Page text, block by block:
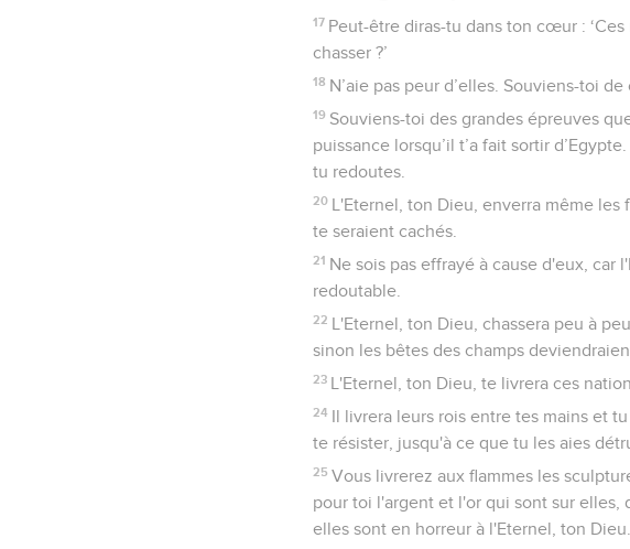
17 Peut-être diras-tu dans ton cœur :
chasser ?’
18 N’aie pas peur d’elles. Souviens-toi
19 Souviens-toi des grandes épreuves
puissance lorsqu’il t’a fait sortir
tu redoutes.
20 L'Eternel, ton Dieu, enverra même
te seraient cachés.
21 Ne sois pas effrayé à cause d'eux,
redoutable.
22 L'Eternel, ton Dieu, chassera peu à
sinon les bêtes des champs
23 L'Eternel, ton Dieu, te livrera ces
24 Il livrera leurs rois entre tes mains et
te résister, jusqu'à ce que tu les aies
25 Vous livrerez aux flammes les
pour toi l'argent et l'or qui sont sur elles,
elles sont en horreur à l'Eternel, ton Dieu.